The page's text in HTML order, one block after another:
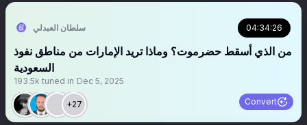
سلطان العبدلي 04:34:26
من الذي أسقط حضرموت؟ وماذا تريد الإمارات من مناطق نفوذ
السعودية
193.5k tuned in Dec 5, 2025
+27 Convert